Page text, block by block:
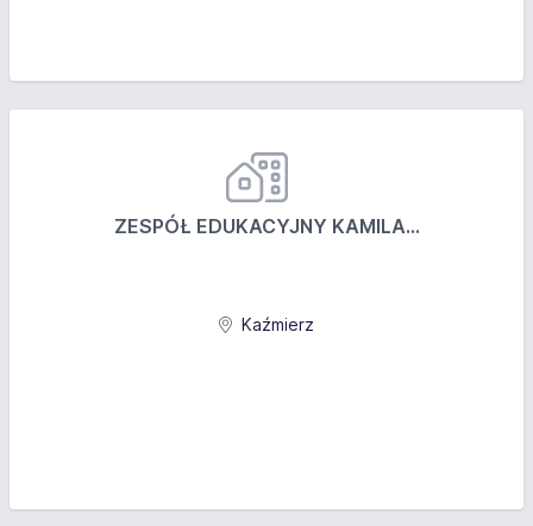
ZESPÓŁ EDUKACYJNY KAMILA...
Kaźmierz